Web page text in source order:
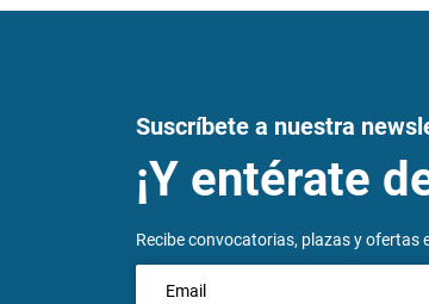
Suscríbete a nuestra
¡Y entérate
Recibe convocatorias, plazas y ofertas